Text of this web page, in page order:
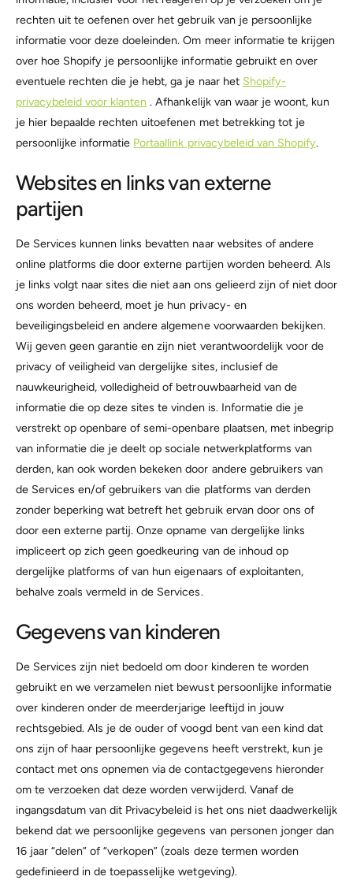
rechten uit te oefenen over het gebruik van je persoonlijke
informatie voor deze doeleinden. Om meer informatie te krijgen
over hoe Shopify je persoonlijke informatie gebruikt en over
eventuele rechten die je hebt, ga je naar het Shopify-
privacybeleid voor klanten . Afhankelijk van waar je woont, kun
je hier bepaalde rechten uitoefenen met betrekking tot je
persoonlijke informatie Portaallink privacybeleid van Shopify.
Websites en links van externe
partijen
De Services kunnen links bevatten naar websites of andere
online platforms die door externe partijen worden beheerd. Als
je links volgt naar sites die niet aan ons gelieerd zijn of niet door
ons worden beheerd, moet je hun privacy- en
beveiligingsbeleid en andere algemene voorwaarden bekijken.
Wij geven geen garantie en zijn niet verantwoordelijk voor de
privacy of veiligheid van dergelijke sites, inclusief de
nauwkeurigheid, volledigheid of betrouwbaarheid van de
informatie die op deze sites te vinden is. Informatie die je
verstrekt op openbare of semi-openbare plaatsen, met inbegrip
van informatie die je deelt op sociale netwerkplatforms van
derden, kan ook worden bekeken door andere gebruikers van
de Services en/of gebruikers van die platforms van derden
zonder beperking wat betreft het gebruik ervan door ons of
door een externe partij. Onze opname van dergelijke links
impliceert op zich geen goedkeuring van de inhoud op
dergelijke platforms of van hun eigenaars of exploitanten,
behalve zoals vermeld in de Services.
Gegevens van kinderen
De Services zijn niet bedoeld om door kinderen te worden
gebruikt en we verzamelen niet bewust persoonlijke informatie
over kinderen onder de meerderjarige leeftijd in jouw
rechtsgebied. Als je de ouder of voogd bent van een kind dat
ons zijn of haar persoonlijke gegevens heeft verstrekt, kun je
contact met ons opnemen via de contactgegevens hieronder
om te verzoeken dat deze worden verwijderd. Vanaf de
ingangsdatum van dit Privacybeleid is het ons niet daadwerkelijk
bekend dat we persoonlijke gegevens van personen jonger dan
16 jaar “delen” of “verkopen” (zoals deze termen worden
gedefinieerd in de toepasselijke wetgeving).